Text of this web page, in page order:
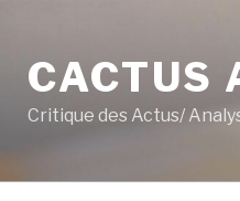
CACTUS
Critique des Actus/